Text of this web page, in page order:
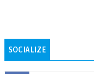
SOCIALIZE